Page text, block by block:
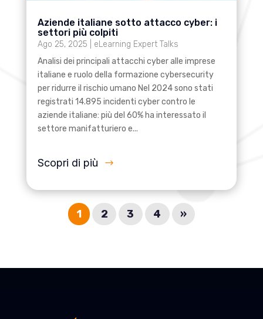
Aziende italiane sotto attacco cyber: i
settori più colpiti
Ago 25, 2025
eLearning Expert Talks
Analisi dei principali attacchi cyber alle imprese
italiane e ruolo della formazione cybersecurity
per ridurre il rischio umano Nel 2024 sono stati
registrati 14.895 incidenti cyber contro le
aziende italiane: più del 60% ha interessato il
settore manifatturiero e...
Scopri di più
1 2 3 4 »